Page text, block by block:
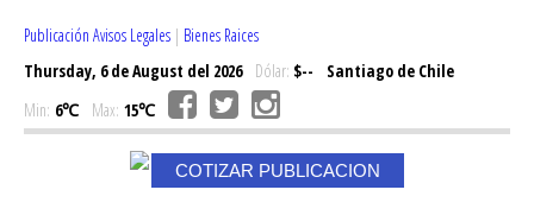
Publicación Avisos Legales | Bienes Raices
Thursday, 6 de August del 2026Dólar: $--
Santiago de Chile
Min: 6℃ Max: 15℃
COTIZAR PUBLICACION